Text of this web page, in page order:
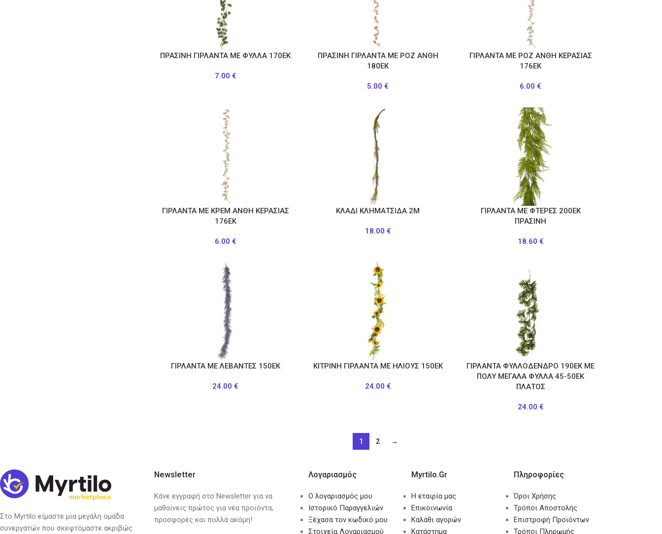
ΠΡΑΣΙΝΗ ΓΙΡΛΑΝΤΑ ΜΕ ΦΥΛΛΑ 170ΕΚ
7.00 €
ΠΡΑΣΙΝΗ ΓΙΡΛΑΝΤΑ ΜΕ ΡΟΖ ΑΝΘΗ
180ΕΚ
5.00€
ΓΙΡΛΑΝΤΑ ΜΕ ΡΟΖ ΑΝΘΗ ΚΕΡΑΣΙΑΣ
176ΕΚ
6.00€
ΓΙΡΛΑΝΤΑ ΜΕ ΚΡΕΜ ΑΝΘΗ ΚΕΡΑΣΙΑΣ
176ΕΚ
6.00 €
ΚΛΑΔΙ ΚΛΗΜΑΤΣΙΔΑ 2Μ
18.00 €
ΓΙΡΛΑΝΤΑ ΜΕ ΦΤΕΡΕΣ 200ΕΚ
ΠΡΑΣΙΝΗ
18.60 €
ΓΙΡΛΑΝΤΑ ΜΕ ΛΕΒΑΝΤΕΣ 150EK
24.00€
ΚΙΤΡΙΝΗ ΓΙΡΛΑΝΤΑ ΜΕ ΗΛΙΟΥΣ 150EK
24.00 €
ΓΙΡΛΑΝΤΑ ΦΥΛΛΟΔΕΝΔΡΟ 190ΕΚ ΜΕ
ΠΟΛΥ ΜΕΓΑΛΑ ΦΥΛΛΑ 45-50ΕΚ
ΠΛΑΤΟΣ
24.00 €
1 2 →
Στο Myrtilo είμαστε μια μεγάλη ομάδα
συνεργατών που σκεφτόμαστε ακριβώς
Newsletter
Κάνε εγγραφή στο Newsletter για να
μαθαίνεις πρώτος για νέα προϊόντα,
προσφορές και πολλά ακόμη!
Λογαριασμός
Ο λογαριασμός μου
Ιστορικό Παραγγελιών
Ξέχασα τον κωδικό μου
Στοιχεία Λογαριασμού
Myrtilo.gr
Η εταιρία μας
Επικοινωνία
Καλάθι αγορών
Κατάστημα
Πληροφορίες
Όροι Χρήσης
Τρόποι Αποστολής
Επιστροφή Προϊόντων
Τρόποι Πληρωμής